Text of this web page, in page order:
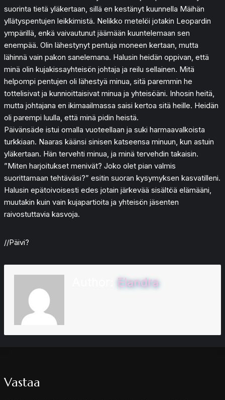
suorinta tietä yläkertaan, sillä en kestänyt kuunnella Mäihän
yllätyspentujen leikkimistä. Nelikko metelöi jotakin Leopardin
ympärillä, enkä vaivautunut jäämään kuuntelemaan sen
enempää. Olin lähestynyt pentuja moneen kertaan, mutta
lähinnä vain pakon sanelemana. Halusin heidän oppivan, että
minä olin kujakissayhteisön johtaja ja reilu sellainen. Mitä
helpompi pentujen oli lähestyä minua, sitä paremmin he
tottelisivat ja kunnioittaisivat minua ja yhteisöäni. Inhosin heitä,
mutta johtajana en ikimaailmassa saisi kertoa sitä heille. Heidän
oli parempi luulla, että minä pidin heistä.
Päivänsäde istui omalla vuoteellaan ja suki harmaavalkoista
turkkiaan. Naaras käänsi sinisen katseensa minuun, kun astuin
yläkertaan. Hän tervehti minua, ja minä tervehdin takaisin.
”Miten harjoitukset menivät? Joko olet pian valmis
suorittamaan tehtäväsi?” esitin suoran kysymyksen kasvatilleni.
Halusin epätoivoisesti edes jotain järkevää sisältöä elämääni,
muutakin kuin vain kujapartioita ja yhteisön jäsenten
raivostuttavia kasvoja.
//Päivi?
Elandra
Vastaa